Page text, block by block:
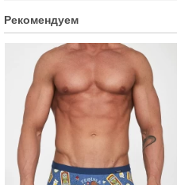
Рекомендуем